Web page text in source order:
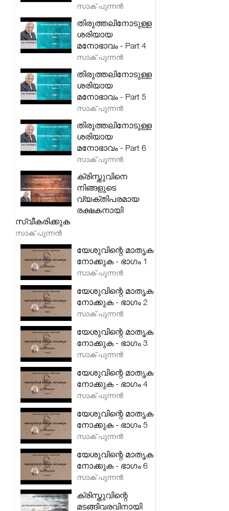
സാക് പുന്നൻ
തിരുത്തലിനോടുള്ള
ശരിയായ
മനോഭാവം - Part 4
സാക് പുന്നൻ
തിരുത്തലിനോടുള്ള
ശരിയായ
മനോഭാവം - Part 5
സാക് പുന്നൻ
തിരുത്തലിനോടുള്ള
ശരിയായ
മനോഭാവം - Part 6
സാക് പുന്നൻ
ക്രിസ്തുവിനെ
നിങ്ങളുടെ
വ്യക്തിപരമായ
രക്ഷകനായി
സ്വീകരിക്കുക
സാക് പുന്നൻ
യേശുവിന്റെ മാതൃക
നോക്കുക - ഭാഗം 1
സാക് പുന്നൻ
യേശുവിന്റെ മാതൃക
നോക്കുക - ഭാഗം 2
സാക് പുന്നൻ
യേശുവിന്റെ മാതൃക
നോക്കുക - ഭാഗം 3
സാക് പുന്നൻ
യേശുവിന്റെ മാതൃക
നോക്കുക - ഭാഗം 4
സാക് പുന്നൻ
യേശുവിന്റെ മാതൃക
നോക്കുക - ഭാഗം 5
സാക് പുന്നൻ
യേശുവിന്റെ മാതൃക
നോക്കുക - ഭാഗം 6
സാക് പുന്നൻ
ക്രിസ്തുവിന്റെ
മടങ്ങിവരവിനായി